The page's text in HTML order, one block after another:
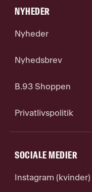
NYHEDER
Nyheder
Nyhedsbrev
B.93 Shoppen
Privatlivspolitik
SOCIALE MEDIER
Instagram (kvinder)